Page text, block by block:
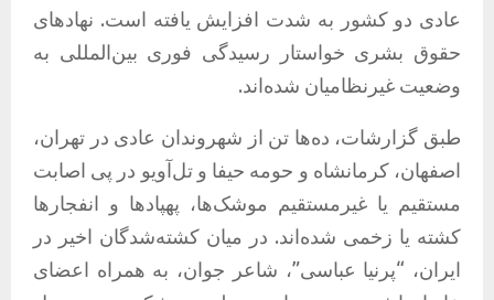
عادی دو کشور به شدت افزایش یافته است. نهادهای
حقوق بشری خواستار رسیدگی فوری بین‌المللی به
وضعیت غیرنظامیان شده‌اند.
طبق گزارشات، ده‌ها تن از شهروندان عادی در تهران،
اصفهان، کرمانشاه و حومه حیفا و تل‌آویو در پی اصابت
مستقیم یا غیرمستقیم موشک‌ها، پهپادها و انفجارها
کشته یا زخمی شده‌اند. در میان کشته‌شدگان اخیر در
ایران، “پرنیا عباسی”، شاعر جوان، به همراه اعضای